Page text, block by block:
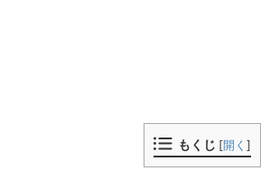
もくじ [開く ]